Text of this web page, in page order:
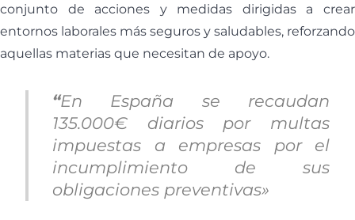
conjunto de acciones y medidas dirigidas a crear
entornos laborales más seguros y saludables, reforzando
aquellas materias que necesitan de apoyo.
“En España se recaudan
135.000€ diarios por multas
impuestas a empresas por el
incumplimiento de sus
obligaciones preventivas»